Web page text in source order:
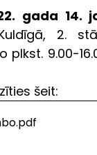
gada 14.
2.
9.00-
šeit:
.pdf